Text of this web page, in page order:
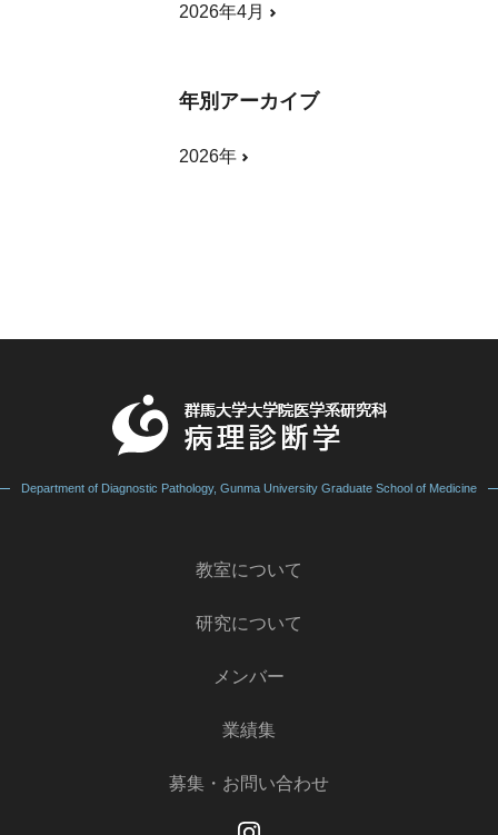
2026年4月
年別アーカイブ
2026年
Department of Diagnostic Pathology, Gunma University Graduate School of Medicine
教室について
研究について
メンバー
業績集
募集・お問い合わせ